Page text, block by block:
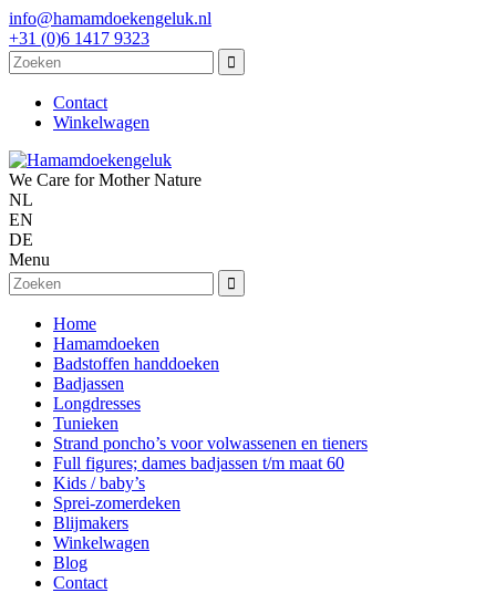
info@hamamdoekengeluk.nl
+31 (0)6 1417 9323
Contact
Winkelwagen
We Care for Mother Nature
NL
EN
DE
Menu
Home
Hamamdoeken
Badstoffen handdoeken
Badjassen
Longdresses
Tunieken
Strand poncho’s voor volwassenen en tieners
Full figures; dames badjassen t/m maat 60
Kids / baby’s
Sprei-zomerdeken
Blijmakers
Winkelwagen
Blog
Contact